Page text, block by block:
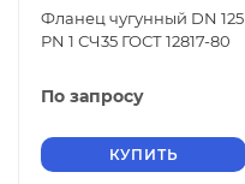
Фланец чугунный DN 125
PN 1 СЧ35 ГОСТ 12817-80
По запросу
КУПИТЬ